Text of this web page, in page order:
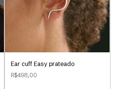
Ear cuff Easy prateado
R$498,00